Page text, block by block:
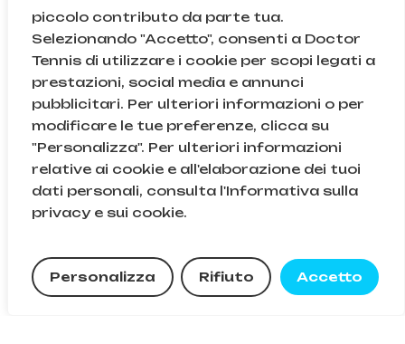
piccolo contributo da parte tua.
Selezionando "Accetto", consenti a Doctor
Tennis di utilizzare i cookie per scopi legati a
prestazioni, social media e annunci
pubblicitari. Per ulteriori informazioni o per
modificare le tue preferenze, clicca su
"Personalizza". Per ulteriori informazioni
relative ai cookie e all'elaborazione dei tuoi
dati personali, consulta l'Informativa sulla
privacy e sui cookie.
Personalizza Rifiuto Accetto
Subtotale:
Carrello Pagamento
Area legale
Consulta le nostreFAQ
Informativa sullaprivacy e sui cookie
Leggi i nostritermini e condizioni
Instagram Facebook